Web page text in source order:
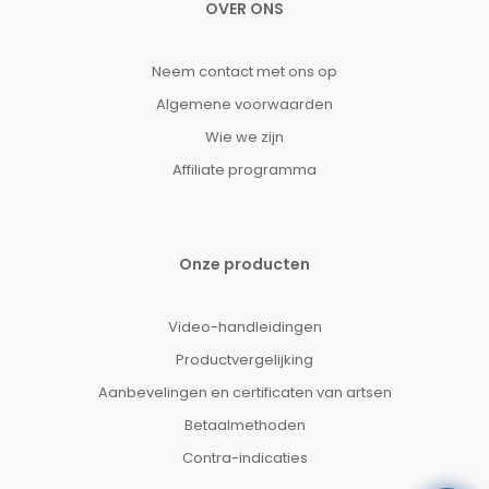
OVER ONS
Neem contact met ons op
Algemene voorwaarden
Wie we zijn
Affiliate programma
Onze producten
Video-handleidingen
Productvergelijking
Aanbevelingen en certificaten van artsen
Betaalmethoden
Contra-indicaties